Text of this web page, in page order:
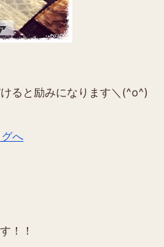
ると励みになります＼(^o^)
！！